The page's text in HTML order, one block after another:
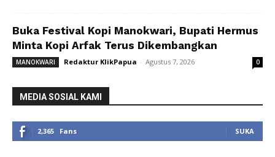
Buka Festival Kopi Manokwari, Bupati Hermus
Minta Kopi Arfak Terus Dikembangkan
MANOKWARI Redaktur KlikPapua - Agustus 7, 2026 0
MEDIA SOSIAL KAMI
2,365 Fans SUKA